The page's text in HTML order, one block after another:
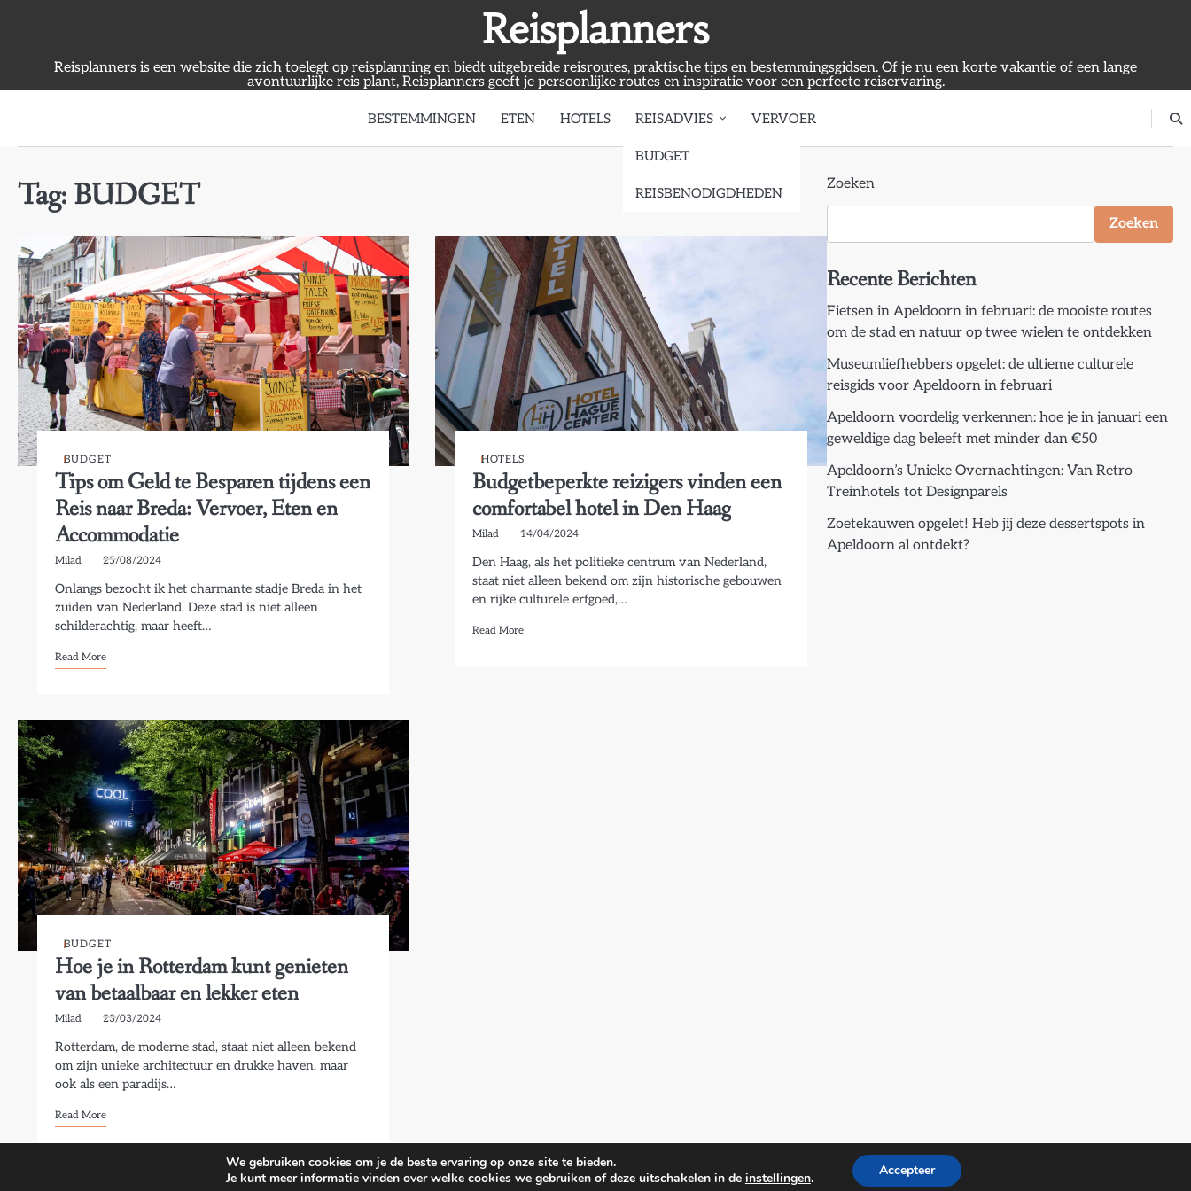
Reisplanners
Reisplanners is een website die zich toelegt op reisplanning en biedt uitgebreide reisroutes, praktische tips en bestemmingsgidsen. Of je nu een korte vakantie of een lange
avontuurlijke reis plant, Reisplanners geeft je persoonlijke routes en inspiratie voor een perfecte reiservaring.
BESTEMMINGEN ETEN HOTELS REISADVIES
BUDGET
REISBENODIGDHEDEN
VERVOER
Tag: BUDGET
BUDGET
Tips om Geld te Besparen tijdens een
Reis naar Breda: Vervoer, Eten en
Accommodatie
Milad 25/08/2024
Onlangs bezocht ik het charmante stadje Breda in het
zuiden van Nederland. Deze stad is niet alleen
schilderachtig, maar heeft…
Read More
HOTELS
Budgetbeperkte reizigers vinden een
comfortabel hotel in Den Haag
Milad 14/04/2024
Den Haag, als het politieke centrum van Nederland,
staat niet alleen bekend om zijn historische gebouwen
en rijke culturele erfgoed,…
Read More
BUDGET
Hoe je in Rotterdam kunt genieten
van betaalbaar en lekker eten
Milad 23/03/2024
Rotterdam, de moderne stad, staat niet alleen bekend
om zijn unieke architectuur en drukke haven, maar
ook als een paradijs…
Read More
Zoeken
Zoeken
Recente Berichten
Fietsen in Apeldoorn in februari: de mooiste routes
om de stad en natuur op twee wielen te ontdekken
Museumliefhebbers opgelet: de ultieme culturele
reisgids voor Apeldoorn in februari
Apeldoorn voordelig verkennen: hoe je in januari een
geweldige dag beleeft met minder dan €50
Apeldoorn’s Unieke Overnachtingen: Van Retro
Treinhotels tot Designparels
Zoetekauwen opgelet! Heb jij deze dessertspots in
Apeldoorn al ontdekt?
We gebruiken cookies om je de beste ervaring op onze site te bieden.
Je kunt meer informatie vinden over welke cookies we gebruiken of deze uitschakelen in de instellingen. Accepteer